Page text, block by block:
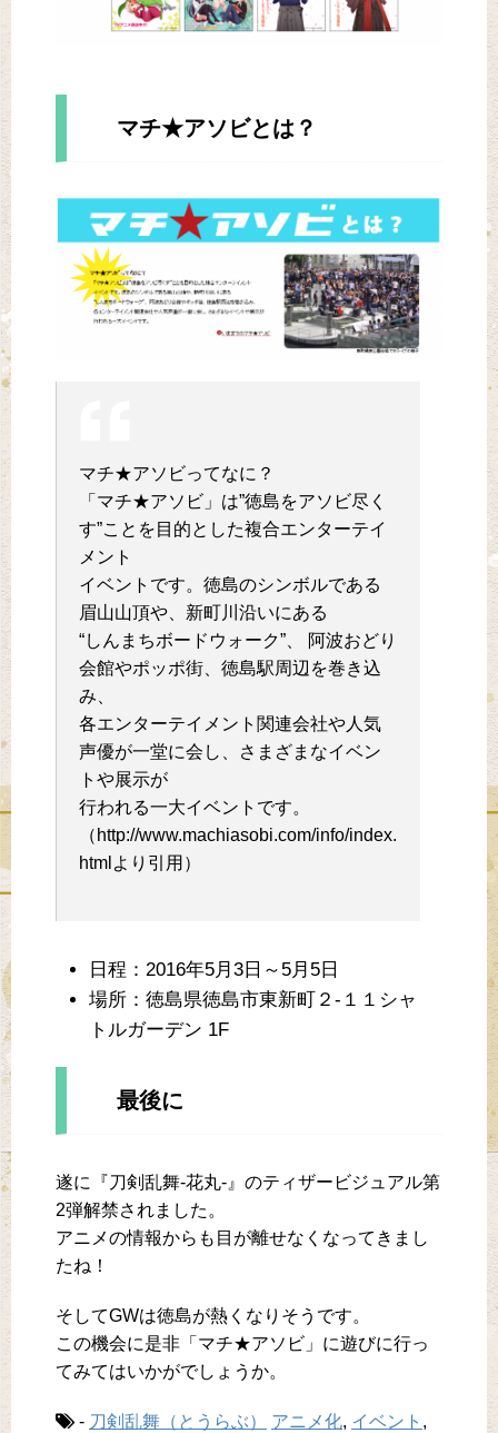
マチ★アソビとは？
マチ★アソビってなに？
「マチ★アソビ」は”徳島をアソビ尽く
す”ことを目的とした複合エンターテイ
メント
イベントです。徳島のシンボルである
眉山山頂や、新町川沿いにある
“しんまちボードウォーク”、 阿波おどり
会館やポッポ街、徳島駅周辺を巻き込
み、
各エンターテイメント関連会社や人気
声優が一堂に会し、さまざまなイベン
トや展示が
行われる一大イベントです。
（http://www.machiasobi.com/info/index.
htmlより引用）
日程：2016年5月3日～5月5日
場所：徳島県徳島市東新町２-１１シャ
トルガーデン 1F
最後に
遂に『刀剣乱舞-花丸-』のティザービジュアル第
2弾解禁されました。
アニメの情報からも目が離せなくなってきまし
たね！
そしてGWは徳島が熱くなりそうです。
この機会に是非「マチ★アソビ」に遊びに行っ
てみてはいかがでしょうか。
- 刀剣乱舞（とうらぶ） アニメ化, イベント ,